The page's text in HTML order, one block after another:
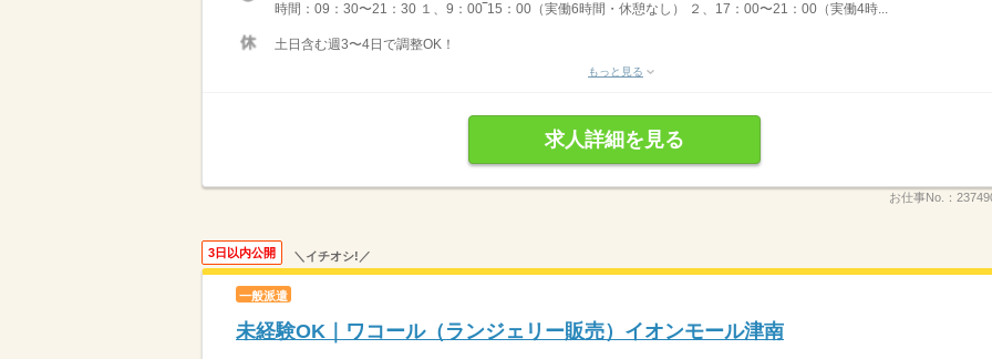
時間：09：30〜21：30 １、9：00‾15：00（実働6時間・休憩なし） ２、17：00〜21：00（実働4時...
土日含む週3〜4日で調整OK！
もっと見る
求人詳細を見る
お仕事No.：
3日以内公開 ＼イチオシ!／
一般派遣
未経験OK｜ワコール（ランジェリー販売）イオンモール津南